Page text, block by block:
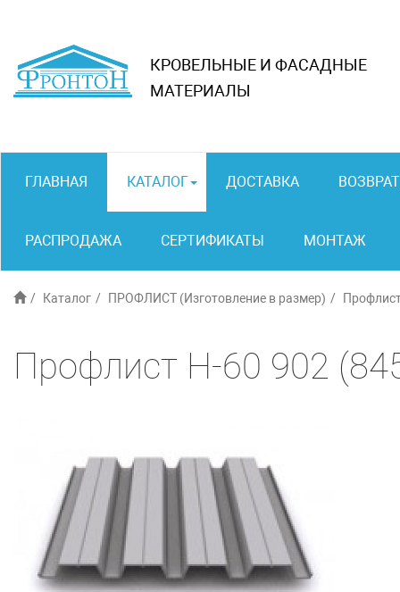
КРОВЕЛЬНЫЕ И ФАСАДНЫЕ
МАТЕРИАЛЫ
ГЛАВНАЯ КАТАЛОГ ДОСТАВКА ВОЗВРАТ
РАСПРОДАЖА СЕРТИФИКАТЫ МОНТАЖ
Каталог ПРОФЛИСТ (Изготовление в размер)
Профлист Н-60 902